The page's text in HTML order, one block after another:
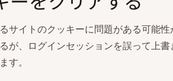
サイトのクッキーに問題がある可能性
が、ログインセッションを誤って上書
す。